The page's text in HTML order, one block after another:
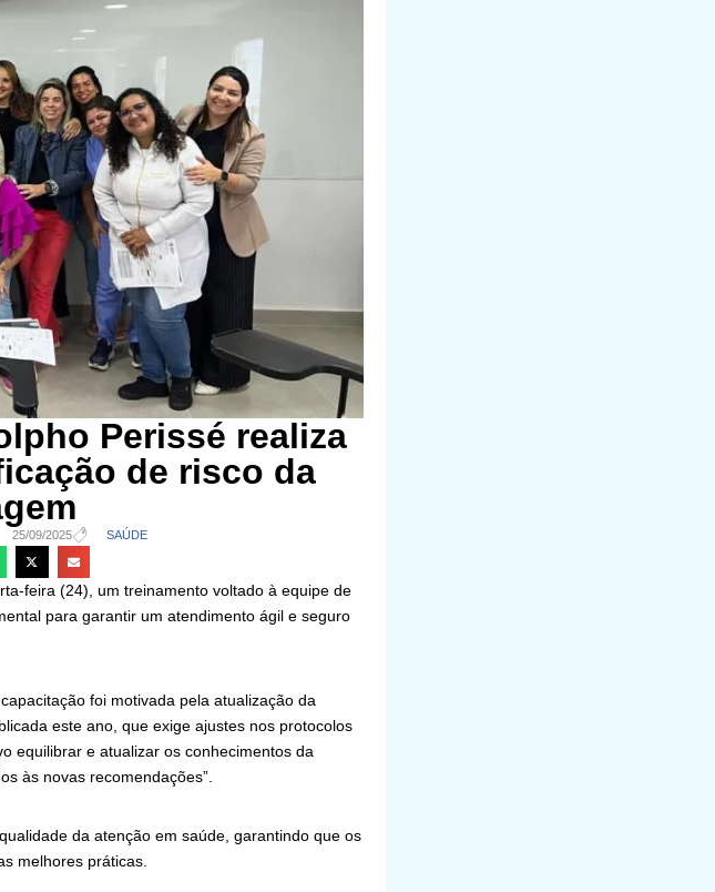
Perissé realiza
de risco da
25/09/2025 SAÚDE
feira (24), um treinamento voltado à equipe de
para garantir um atendimento ágil e seguro
foi motivada pela atualização da
este ano, que exige ajustes nos protocolos
equilibrar e atualizar os conhecimentos da
às novas recomendações”.
da atenção em saúde, garantindo que os
melhores práticas.